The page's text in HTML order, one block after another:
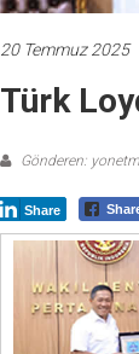
20 Temmuz 2025
Türk
Gönderen:
Share